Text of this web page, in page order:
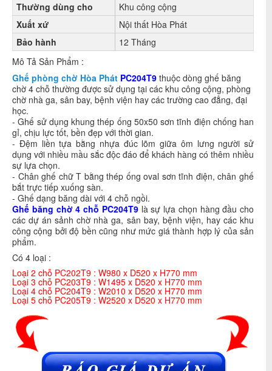
Thường dùng cho
Khu công cộng
Xuất xứ
Nội thất Hòa Phát
Bảo hành
12 Tháng
Mô Tả Sản Phẩm :
Ghế phòng chờ Hòa Phát PC204T9 thuộc dòng ghế băng
chờ 4 chỗ thường được sử dụng tại các khu công cộng, phòng
chờ nhà ga, sân bay, bệnh viện hay các trường cao đẳng, đại
học.
- Ghế sử dụng khung thép ống 50x50 sơn tĩnh điện chống han
gỉ, chịu lực tốt, bền đẹp với thời gian.
- Đệm liền tựa bằng nhựa đúc lõm giữa ôm lưng người sử
dụng với nhiều mầu sắc độc đáo để khách hàng có thêm nhiều
sự lựa chọn.
- Chân ghế chữ T bằng thép ống oval sơn tĩnh điện, chân ghế
bắt trực tiếp xuống sàn.
- Ghế dạng băng dài với 4 chỗ ngồi.
Ghế băng chờ 4 chỗ PC204T9 là sự lựa chọn hàng đầu cho
các dự án sảnh chờ nhà ga, sân bay, bệnh viện, hay các khu
công cộng bởi độ bền cũng như mức giá thành hợp lý của sản
phẩm.
Có 4 loại :
Loại 2 chỗ PC202T9 : W980 x D520 x H770 mm
Loại 3 chỗ PC203T9 : W1495 x D520 x H770 mm
Loại 4 chỗ PC204T9 : W2010 x D520 x H770 mm
Loại 5 chỗ PC205T9 : W2520 x D520 x H770 mm